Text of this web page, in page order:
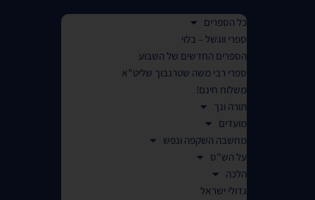
כל הספרים
ספרי ווגשל – בלוי
הספרים החדשים של השבוע
ספרי רבי משה שטרנבוך שליט"א
משלוח חינם!
תורה ונך
מועדים
מחשבה השקפה ונפש
על הש"ס
הלכה
גדולי ישראל